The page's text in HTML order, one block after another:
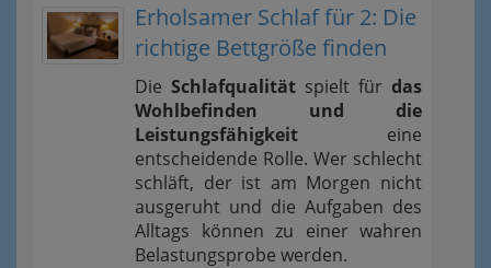
Erholsamer Schlaf für 2: Die
richtige Bettgröße finden
Die Schlafqualität spielt für das
Wohlbefinden und die
Leistungsfähigkeit eine
entscheidende Rolle. Wer schlecht
schläft, der ist am Morgen nicht
ausgeruht und die Aufgaben des
Alltags können zu einer wahren
Belastungsprobe werden.